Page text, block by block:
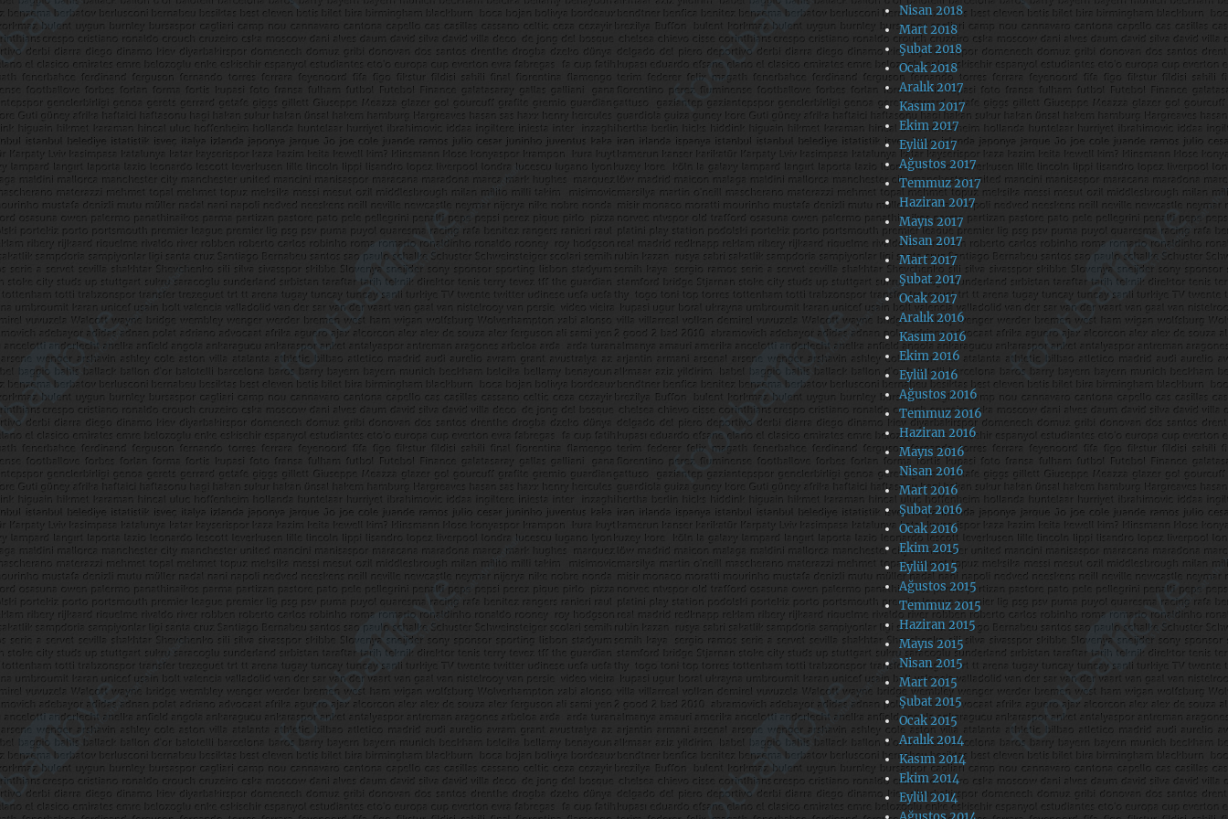
Nisan 2018
Mart 2018
Şubat 2018
Ocak 2018
Aralık 2017
Kasım 2017
Ekim 2017
Eylül 2017
Ağustos 2017
Temmuz 2017
Haziran 2017
Mayıs 2017
Nisan 2017
Mart 2017
Şubat 2017
Ocak 2017
Aralık 2016
Kasım 2016
Ekim 2016
Eylül 2016
Ağustos 2016
Temmuz 2016
Haziran 2016
Mayıs 2016
Nisan 2016
Mart 2016
Şubat 2016
Ocak 2016
Ekim 2015
Eylül 2015
Ağustos 2015
Temmuz 2015
Haziran 2015
Mayıs 2015
Nisan 2015
Mart 2015
Şubat 2015
Ocak 2015
Aralık 2014
Kasım 2014
Ekim 2014
Eylül 2014